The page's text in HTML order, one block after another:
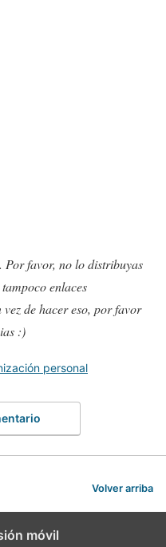
favor, no lo distribuyas
enlaces
de hacer eso, por favor
:)
personal
Volver arriba
móvil